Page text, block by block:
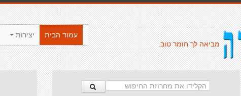
יצירות
עמוד הבית
מביאה לך חומר טוב.